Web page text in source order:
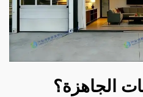
الجاهزة؟